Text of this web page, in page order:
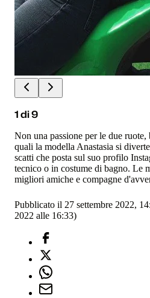
1di9
Non una passione per le due
quali la modella Anastasia si
scatti che posta sul suo profilo
tecnico o in costume di bagno. Le
migliori amiche e compagne
Pubblicato il 27 settembre 2022,
2022 alle 16:33)